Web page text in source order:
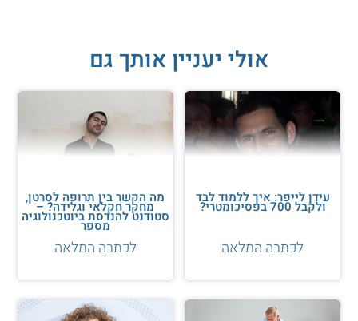
יו"ר הכנסת ראובן ריבלין עומד לקבל על עצמו את תפקיד נשיא
מדינת ישראל בעוד שבועיים. על תפקיד זה התמודד כבר בעבר,
אולי יעניין אותך גם
עידן לייפר: איך ללמוד לבד
ולקבל 700 בפסיכומטרי?
לכתבה המלאה
מה הקשר בין תרופה לסרטן,
מחקר חקלאי וגלידה? –
סטודנט להנדסת ביוטכנולוגיה
מספר
לכתבה המלאה